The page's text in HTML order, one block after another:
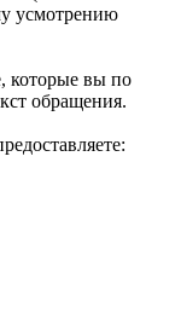
усмотрению
которые вы по
обращения.